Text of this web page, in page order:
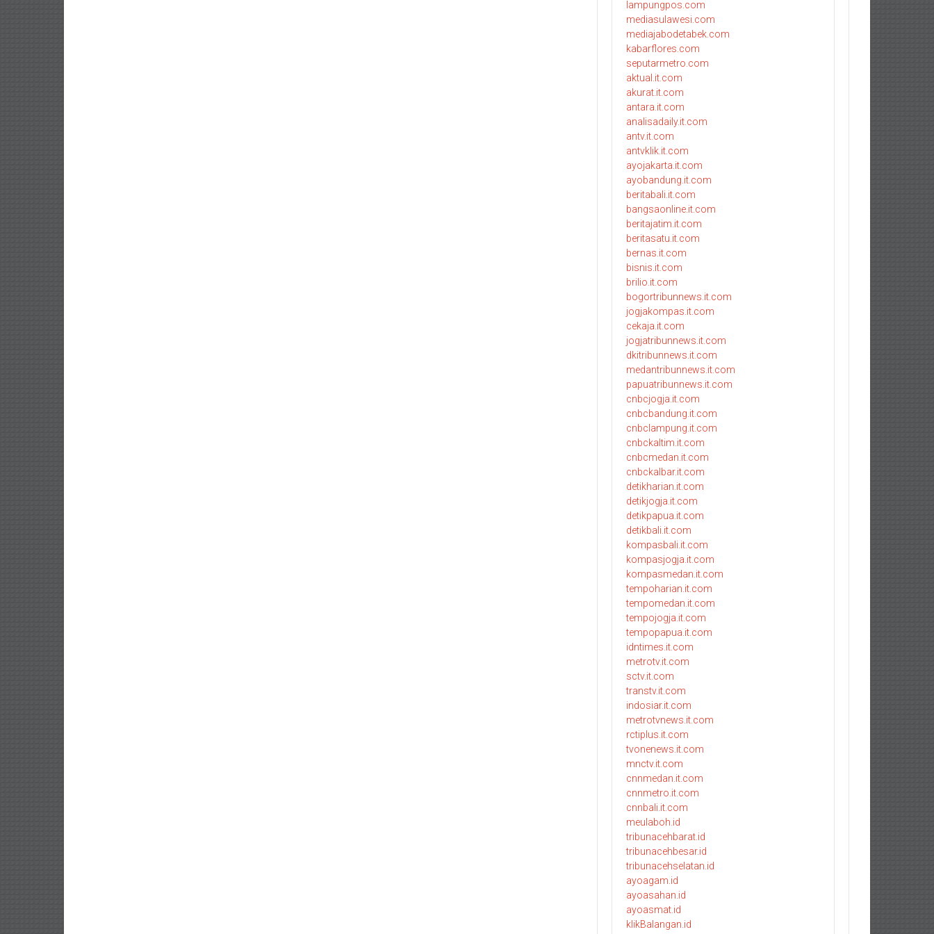
lampungpos.com
mediasulawesi.com
mediajabodetabek.com
kabarflores.com
seputarmetro.com
aktual.it.com
akurat.it.com
antara.it.com
analisadaily.it.com
antv.it.com
antvklik.it.com
ayojakarta.it.com
ayobandung.it.com
beritabali.it.com
bangsaonline.it.com
beritajatim.it.com
beritasatu.it.com
bernas.it.com
bisnis.it.com
brilio.it.com
bogortribunnews.it.com
jogjakompas.it.com
cekaja.it.com
jogjatribunnews.it.com
dkitribunnews.it.com
medantribunnews.it.com
papuatribunnews.it.com
cnbcjogja.it.com
cnbcbandung.it.com
cnbclampung.it.com
cnbckaltim.it.com
cnbcmedan.it.com
cnbckalbar.it.com
detikharian.it.com
detikjogja.it.com
detikpapua.it.com
detikbali.it.com
kompasbali.it.com
kompasjogja.it.com
kompasmedan.it.com
tempoharian.it.com
tempomedan.it.com
tempojogja.it.com
tempopapua.it.com
idntimes.it.com
metrotv.it.com
sctv.it.com
transtv.it.com
indosiar.it.com
metrotvnews.it.com
rctiplus.it.com
tvonenews.it.com
mnctv.it.com
cnnmedan.it.com
cnnmetro.it.com
cnnbali.it.com
meulaboh.id
tribunacehbarat.id
tribunacehbesar.id
tribunacehselatan.id
ayoagam.id
ayoasahan.id
ayoasmat.id
klikBalangan.id